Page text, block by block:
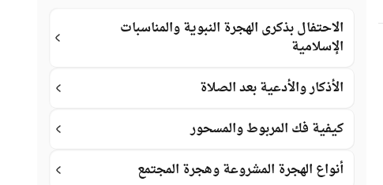
الاحتفال بذكرى الهجرة النبوية والمناسبات
الإسلامية
الأذكار والأدعية بعد الصلاة
كيفية فك المربوط والمسحور
أنواع الهجرة المشروعة وهجرة المجتمع